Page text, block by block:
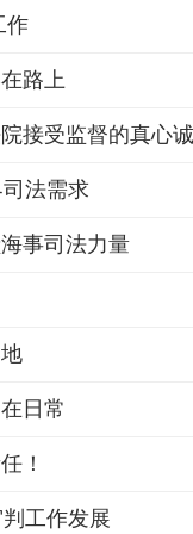
作
路上
接受监督的真心
法需求
事司法力量
日常
！
工作发展